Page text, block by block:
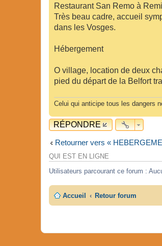
Restaurant San Remo à
Très beau cadre, accueil
dans les Vosges.
Hébergement
O village, location de deux
pied du départ de la Belfort
Celui qui anticipe tous les dangers
RÉPONDRE
Retourner vers «
QUI EST EN LIGNE
Utilisateurs parcourant ce forum :
Accueil Retour forum